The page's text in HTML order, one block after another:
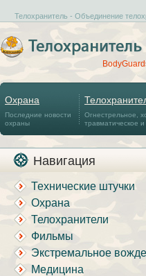
Телохранитель - Объединение
Охрана
Последние новости
охраны
Огнестрельное,
травматическое
Навигация
Технические штучки
Охрана
Телохранители
Фильмы
Экстремальное
Медицина